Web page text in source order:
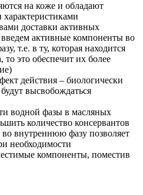
на коже и обладают
доставки активных
активные компоненты во
т.е. в ту, которая находится
то это обеспечит их более
действия – биологически
высвобождаться
водной фазы в масляных
количество консервантов
внутреннюю фазу позволяет
необходимости
компоненты, поместив